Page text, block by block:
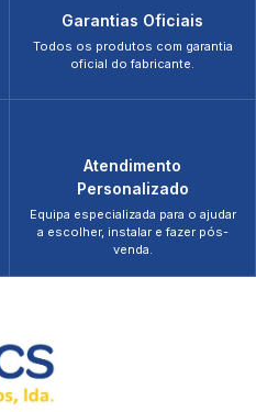
Garantias Oficiais
Todos os produtos com garantia
oficial do fabricante.
Atendimento
Personalizado
Equipa especializada para o ajudar
a escolher, instalar e fazer pós-
venda.